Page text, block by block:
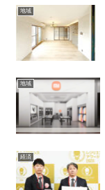
地域
地域
経済